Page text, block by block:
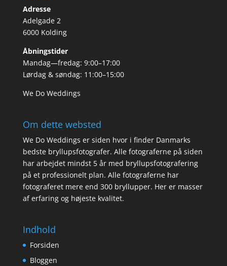
Adresse
Adelgade 2
6000 Kolding
Åbningstider
Mandag—fredag: 9:00–17:00
Lørdag & søndag: 11:00–15:00
We Do Weddings
Om dette websted
We Do Weddings er siden hvor i finder Danmarks
bedste bryllupsfotografer. Alle fotograferne på siden
har arbejdet mindst 5 år med bryllupsfotografering
på et professionelt plan. Alle fotograferne har
fotograferet mere end 300 bryllupper. Her er masser
af erfaring og højeste kvalitet.
Indhold
Forsiden
Bloggen